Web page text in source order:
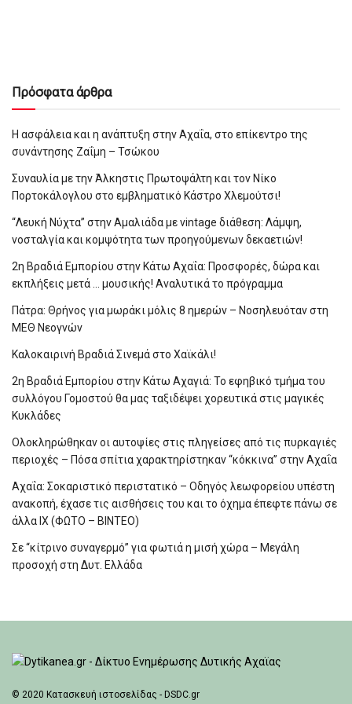
Πρόσφατα άρθρα
Η ασφάλεια και η ανάπτυξη στην Αχαΐα, στο επίκεντρο της
συνάντησης Ζαΐμη – Τσώκου
Συναυλία με την Άλκηστις Πρωτοψάλτη και τον Νίκο
Πορτοκάλογλου στο εμβληματικό Κάστρο Χλεμούτσι!
“Λευκή Νύχτα” στην Αμαλιάδα με vintage διάθεση: Λάμψη,
νοσταλγία και κομψότητα των προηγούμενων δεκαετιών!
2η Βραδιά Εμπορίου στην Κάτω Αχαΐα: Προσφορές, δώρα και
εκπλήξεις μετά … μουσικής! Αναλυτικά το πρόγραμμα
Πάτρα: Θρήνος για μωράκι μόλις 8 ημερών – Νοσηλευόταν στη
ΜΕΘ Νεογνών
Καλοκαιρινή Βραδιά Σινεμά στο Χαϊκάλι!
2η Βραδιά Εμπορίου στην Κάτω Αχαγιά: Το εφηβικό τμήμα του
συλλόγου Γομοστού θα μας ταξιδέψει χορευτικά στις μαγικές
Κυκλάδες
Ολοκληρώθηκαν οι αυτοψίες στις πληγείσες από τις πυρκαγιές
περιοχές – Πόσα σπίτια χαρακτηρίστηκαν “κόκκινα” στην Αχαΐα
Αχαΐα: Σοκαριστικό περιστατικό – Οδηγός λεωφορείου υπέστη
ανακοπή, έχασε τις αισθήσεις του και το όχημα έπεφτε πάνω σε
άλλα ΙΧ (ΦΩΤΟ – ΒΙΝΤΕΟ)
Σε “κίτρινο συναγερμό” για φωτιά η μισή χώρα – Μεγάλη
προσοχή στη Δυτ. Ελλάδα
© 2020 Κατασκευή ιστοσελίδας - DSDC.gr